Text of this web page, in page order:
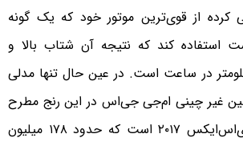
کرده از قوی‌ترین موتور خود که یک گونه
استفاده کند که نتیجه آن شتاب بالا و
تا مرز ۲۳۰ کیلومتر در ساعت است. در عین حال تنها مدلی
غیر چینی ام‌جی جی‌اس در این رنج مطرح
باشد، میتسوبیشی ای‌اس‌ایکس ۲۰۱۷ است که حدود ۱۷۸ میلیون